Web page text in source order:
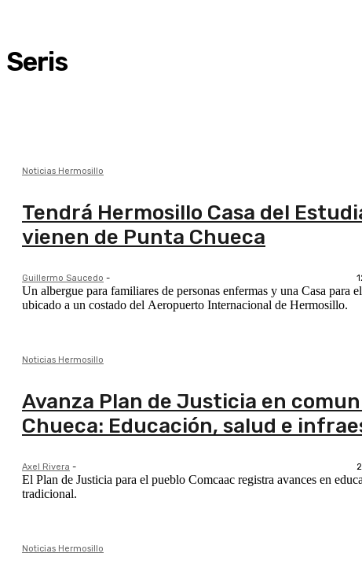
Seris
Noticias Hermosillo
Tendrá Hermosillo Casa del
vienen de Punta Chueca
Guillermo Saucedo -
Un albergue para familiares de personas enfermas y una Casa
ubicado a un costado del Aeropuerto Internacional de Hermosillo.
Noticias Hermosillo
Avanza Plan de Justicia en
Chueca: Educación, salud e
Axel Rivera -
El Plan de Justicia para el pueblo Comcaac registra avances en
tradicional.
Noticias Hermosillo